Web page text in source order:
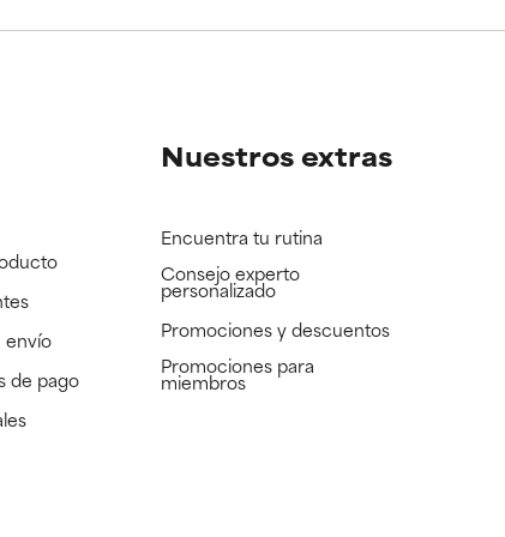
envío
de pago
Nuestros extras
Encuentra tu rutina
Consejo experto
personalizado
Promociones y descuentos​
Promociones para
miembros